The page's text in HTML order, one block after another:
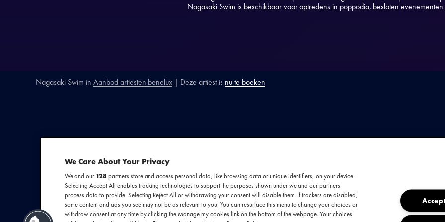
Nagasaki Swim is beschikbaar voor optredens in poppodia, besloten evenementen
Nagasaki Swim in Aanbod artiesten benelux | Deze artiest is nu te boeken
ARTIESTENINTRODUCTIE
Nagasaki Swim maakt muziek die je moed inboezemt. Met
Rotterdam, twee albums op zak en een derde in bloei, groeit
Jasper Boogaard vele kanten op. Soms een warmhartige
We Care About Your Privacy
We and our 128 partners store and access personal data, like browsing data or unique identifiers, on your device.
Selecting Accept All enables tracking technologies to support the purposes shown under we and our partners
process data to provide. Selecting Reject All or withdrawing your consent will disable them. If trackers are disabled,
some content and ads you see may not be as relevant to you. You can resurface this menu to change your choices or
withdraw consent at any time by clicking the Manage my cookies link on the bottom of the webpage. Your choices